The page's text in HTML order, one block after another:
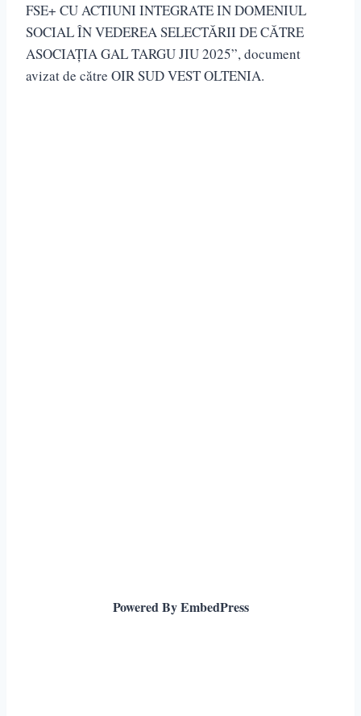
FSE+ CU ACTIUNI INTEGRATE IN DOMENIUL
SOCIAL ÎN VEDEREA SELECTĂRII DE CĂTRE
ASOCIAȚIA GAL TARGU JIU 2025”, document
avizat de către OIR SUD VEST OLTENIA.
Powered By EmbedPress